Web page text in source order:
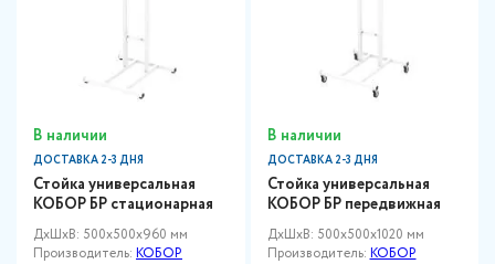
В наличии
ДОСТАВКА 2-3 ДНЯ
Стойка универсальная
КОБОР БР стационарная
ДxШxВ: 500x500x960 мм
Производитель: КОБОР
В наличии
ДОСТАВКА 2-3 ДНЯ
Стойка универсальная
КОБОР БР передвижная
ДxШxВ: 500x500x1020 мм
Производитель: КОБОР